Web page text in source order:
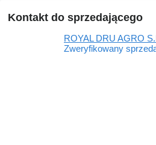
Kontakt do sprzedającego
ROYAL DRU AGRO
Zweryfikowany